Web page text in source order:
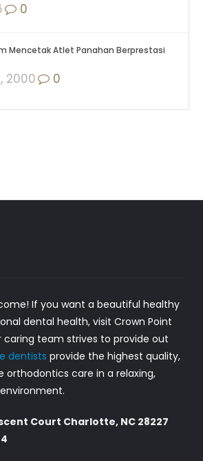
0
Mencetak Atlet Panahan Berprestasi
2000 0
If you want a beautiful healthy
dental health, visit Crown Point
caring team strives to provide out
dentists provide the highest quality,
care in a relaxing,
Court Charlotte, NC 28227